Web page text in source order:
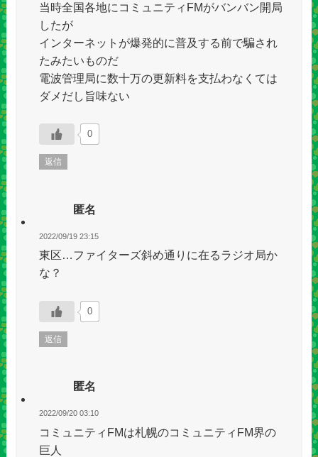
当時全国各地にコミュニティFMがバンバン開局
したが
インターネットが爆発的に普及する前で騙され
たみたいものだ
電波管理局に数十万の更新料を支払わなくては
ダメだし旨味ない
0
返信
匿名
2022/09/19 23:15
東区…ファイターズ斜め通りに在るラジオ局か
な？
0
返信
匿名
2022/09/20 03:10
コミュニティFMは札幌のコミュニティFM界の
巨人